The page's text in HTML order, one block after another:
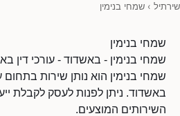
שירתיל › שמחי בנימין
שמחי בנימין
שמחי בנימין - באשדוד - עורכי דין
שמחי בנימין הוא נותן שירות בתחום
באשדוד. ניתן לפנות לעסק לקבלת
השירותים המוצעים.